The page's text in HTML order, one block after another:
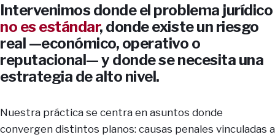
Intervenimos donde el problema jurídico
no es estándar, donde existe un riesgo
real —económico, operativo o
reputacional— y donde se necesita una
estrategia de alto nivel.
Nuestra práctica se centra en asuntos donde
convergen distintos planos: causas penales vinculadas a